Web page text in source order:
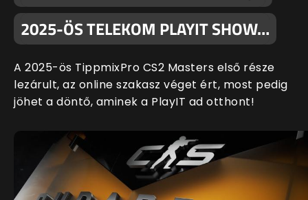
2025-ÖS TELEKOM PLAYIT SHOW…
A 2025-ös TippmixPro CS2 Masters első része
lezárult, az online szakasz véget ért, most pedig
jöhet a döntő, aminek a PlayIT ad otthont!